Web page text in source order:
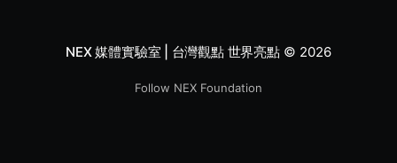
NEX 媒體實驗室 | 台灣觀點 世界亮點© 2026
Follow NEX Foundation